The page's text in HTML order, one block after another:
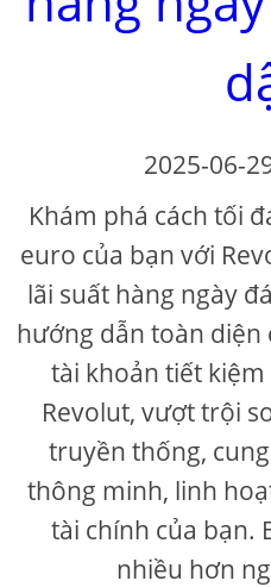
2025-06-
Khám phá cách tối
euro của bạn với
lãi suất hàng ngày
hướng dẫn toàn diện
tài khoản tiết kiệm
Revolut, vượt trội
truyền thống,
thông minh, linh
tài chính của bạn.
nhiều hơn